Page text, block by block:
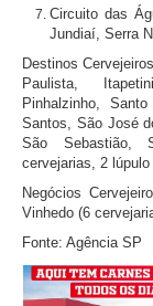
Circuito das
Jundiaí, Serra
Destinos
Paulista,
Pinhalzinho,
Santos, São José
São Sebastião,
cervejarias, 2
Negócios
Vinhedo (6
Fonte: Agência SP